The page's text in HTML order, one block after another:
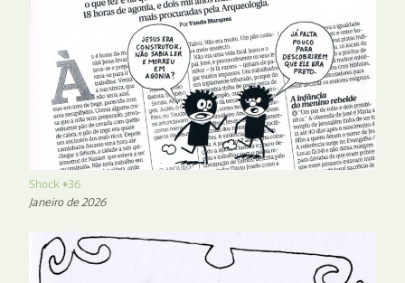
Shock #36
Janeiro de 2026